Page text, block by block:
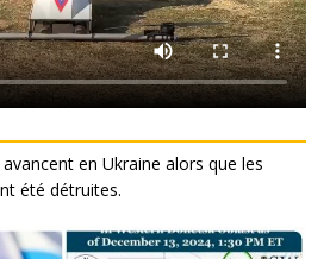
en Ukraine alors que les
été détruites.